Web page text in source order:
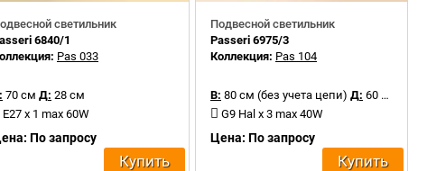
светильник
6840/1
Pas 033
70 см Д: 28 см
E27 x 1 max 60W
По запросу
Купить
Подвесной светильник
Passeri 6975/3
Коллекция: Pas 104
В: 80 см (без учета цепи) Д: 60 см
G9 Hal x 3 max 40W
Цена: По запросу
Купить